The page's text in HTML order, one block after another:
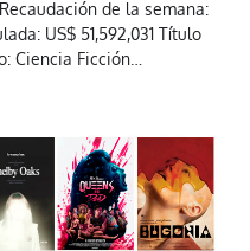
Recaudación de la semana:
US$ 51,592,031 Título
Ciencia Ficción…